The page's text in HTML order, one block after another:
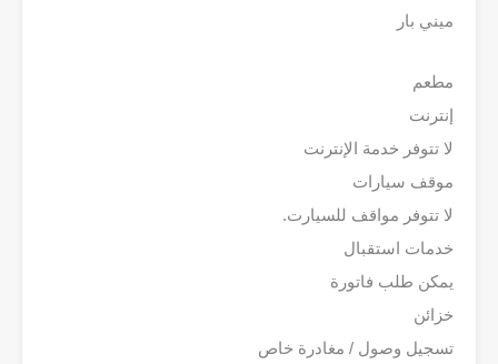
ميني بار
مطعم
إنترنت
لا تتوفر خدمة الإنترنت
موقف سيارات
ﻻ تتوفر مواقف للسيارت.
خدمات استقبال
يمكن طلب فاتورة
خزائن
تسجيل وصول / مغادرة خاص